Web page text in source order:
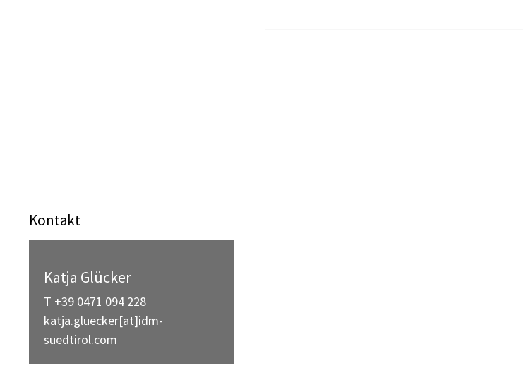
Kontakt
Katja Glücker
T +39 0471 094 228
katja.gluecker[at]idm-
suedtirol.com